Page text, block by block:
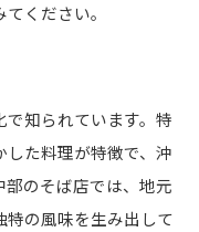
ください。
知られています。特
た料理が特徴で、沖
のそば店では、地元
の風味を生み出して